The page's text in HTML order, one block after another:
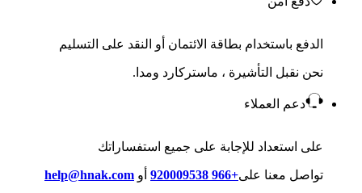
الدفع باستخدام بطاقة الائتمان أو النقد على التسليم
نحن نقبل التأشيرة ، ماستركارد ومدا.
دعم العملاء
على استعداد للإجابة على جميع استفساراتك
تواصل معنا على+966 920009538 أو help@hnak.com